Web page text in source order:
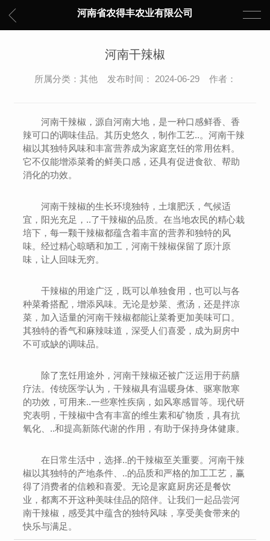
河南省农得丰农业有限公司
河南干辣椒
所属分类：其他 发布时间： 2024-06-29 作者：
河南干辣椒，源自河南大地，是一种口感鲜香、香
辣可口的调味佳品。其历史悠久，制作工艺..。河南干辣
椒以其独特风味和丰富营养成为家庭烹饪的常用佐料。
它不仅能增添菜肴的鲜美口感，还具有促进食欲、帮助
消化的功效。
河南干辣椒的生长环境独特，土壤肥沃，气候适
宜，阳光充足，..了干辣椒的品质。在当地农民的精心栽
培下，每一颗干辣椒都蕴含着丰富的营养和独特的风
味。经过精心晾晒和加工，河南干辣椒保留了原汁原
味，让人回味无穷。
干辣椒的用途广泛，既可以单独食用，也可以与各
种菜肴搭配，增添风味。无论是炒菜、煮汤，还是拌凉
菜，加入适量的河南干辣椒都能让菜肴更加美味可口。
其独特的香气和麻辣味道，深受人们喜爱，成为厨房中
不可或缺的调味品。
除了烹饪用途外，河南干辣椒还被广泛运用于药膳
疗法。传统医学认为，干辣椒具有温暖身体、驱寒散寒
的功效，可用来..一些寒性疾病，如风寒感冒等。现代研
究表明，干辣椒中含有丰富的维生素和矿物质，具有抗
氧化、..和提高新陈代谢的作用，有助于保持身体健康。
在日常生活中，选择..的干辣椒至关重要。河南干辣
椒以其独特的产地条件、..的品质和严格的加工工艺，赢
得了消费者的信赖和喜爱。无论是家庭厨房还是餐饮
业，都离不开这种美味佳品的陪伴。让我们一起品尝河
南干辣椒，感受其中蕴含的独特风味，享受美食带来的
快乐与满足。